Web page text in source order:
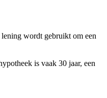
wordt gebruikt om een
is vaak 30 jaar, een